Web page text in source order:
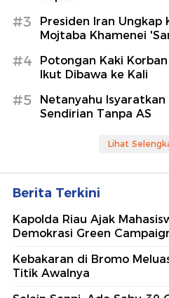
#3
Presiden Iran Ungkap
Mojtaba Khamenei
#4
Potongan Kaki
Ikut Dibawa ke Kali
#5
Netanyahu Isyaratkan
Sendirian Tanpa AS
Lihat
Berita Terkini
Kapolda Riau Ajak
Demokrasi Green
Kebakaran di Bromo
Titik Awalnya